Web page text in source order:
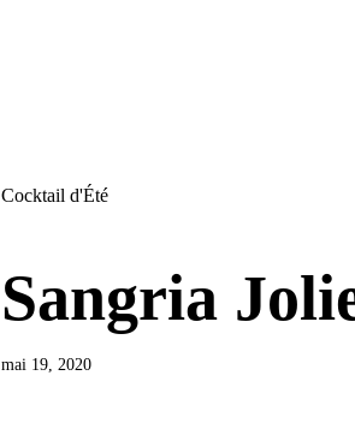
Cocktail d'Été
Sangria
mai 19, 2020